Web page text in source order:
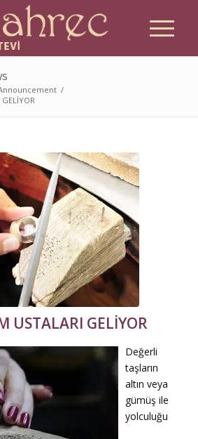
/
USTALARI GELİYOR
Değerli
taşların
altın veya
gümüş ile
yolculuğu